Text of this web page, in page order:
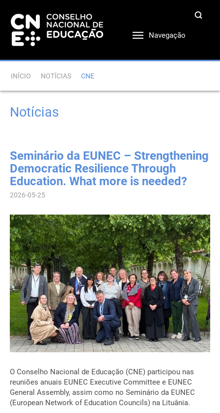
Navegação
INÍCIO NOTÍCIAS CNE
Notícias
Seminário da EUNEC – Strengthening
Democratic Resilience Through
Education. What more is needed?
2026-05-25
O Conselho Nacional de Educação (CNE) participou nas
reuniões anuais EUNEC Executive Committee e EUNEC
General Assembly, assim como no Seminário da EUNEC
(European Network of Education Councils) na Lituânia.